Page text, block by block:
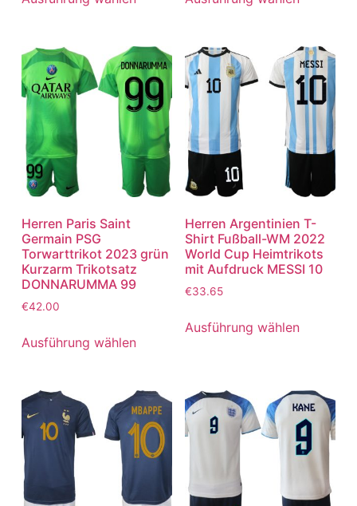
Herren Paris Saint
Germain PSG
Torwarttrikot 2023 grün
Kurzarm Trikotsatz
DONNARUMMA 99
€42.00
Ausführung wählen
Herren Argentinien T-
Shirt Fußball-WM 2022
World Cup Heimtrikots
mit Aufdruck MESSI 10
€33.65
Ausführung wählen